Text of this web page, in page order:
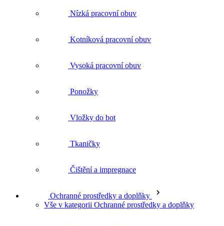
Nízká pracovní obuv
Kotníková pracovní obuv
Vysoká pracovní obuv
Ponožky
Vložky do bot
Tkaničky
Čištění a impregnace
Ochranné prostředky a doplňky
Vše v kategorii Ochranné prostředky a doplňky